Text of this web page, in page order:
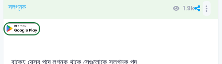
সলগ্নক 1.9k